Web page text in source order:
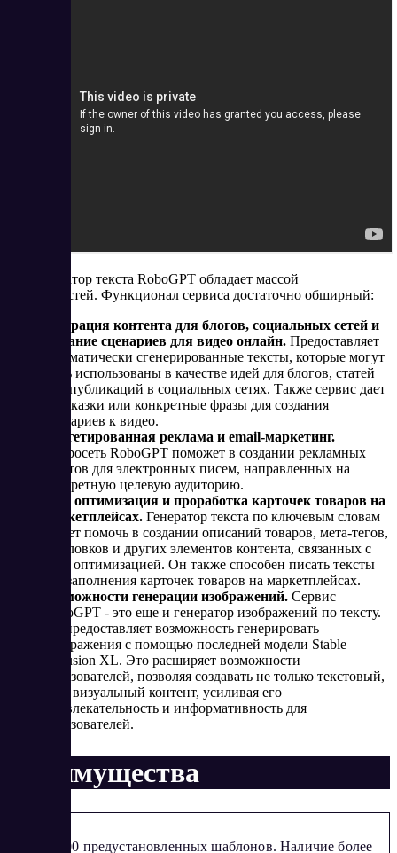
ИИ генератор текста RoboGPT обладает массой
возможностей. Функционал сервиса достаточно обширный:
Генерация контента для блогов, социальных сетей и
создание сценариев для видео онлайн. Предоставляет
автоматически сгенерированные тексты, которые могут
быть использованы в качестве идей для блогов, статей
или публикаций в социальных сетях. Также сервис дает
подсказки или конкретные фразы для создания
сценариев к видео.
Таргетированная реклама и email-маркетинг.
Нейросеть RoboGPT поможет в создании рекламных
текстов для электронных писем, направленных на
конкретную целевую аудиторию.
SEO оптимизация и проработка карточек товаров на
маркетплейсах. Генератор текста по ключевым словам
может помочь в создании описаний товаров, мета-тегов,
заголовков и других элементов контента, связанных с
SEO оптимизацией. Он также способен писать тексты
для заполнения карточек товаров на маркетплейсах.
Возможности генерации изображений. Сервис
RoboGPT - это еще и генератор изображений по тексту.
Он предоставляет возможность генерировать
изображения с помощью последней модели Stable
Diffusion XL. Это расширяет возможности
пользователей, позволяя создавать не только текстовый,
но и визуальный контент, усиливая его
привлекательность и информативность для
пользователей.
Преимущества
Более 100 предустановленных шаблонов. Наличие более